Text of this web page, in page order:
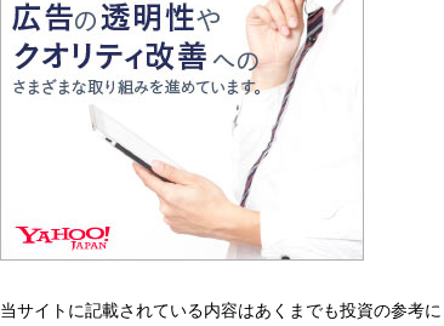
当サイトに記載されている内容はあくまでも投資の参考